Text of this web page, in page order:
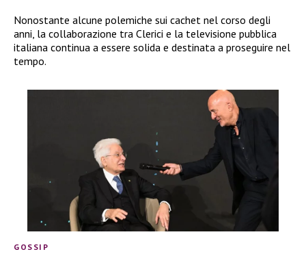
Nonostante alcune polemiche sui cachet nel corso degli
anni, la collaborazione tra Clerici e la televisione pubblica
italiana continua a essere solida e destinata a proseguire nel
tempo.
GOSSIP